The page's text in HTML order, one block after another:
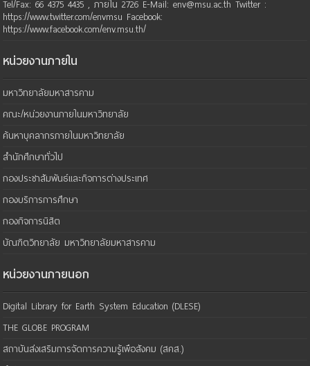
Tel/Fax: 66 4375 4435 , ภายใน 2726 E-Mail: env@msu.ac.th Twitter :
https://www.twitter.com/envmsu Facebook:
https://www.facebook.com/env.msu.th/
หน่วยงานภายใน
มหาวิทยาลัยมหาสารคาม
คณะ/หน่วยงานภายในมหาวิทยาลัย
ค้นหาบุคลากรภายในมหาวิทยาลัย
สำนักศึกษาทั่วไป
กองประชาสัมพันธ์และกิจการต่างประเทศ
กองบริการการศึกษา
กองกิจการนิสิต
บัณฑิตวิทยาลัย มหาวิทยาลัยมหาสารคาม
หน่วยงานภายนอก
Digital Library for Earth System Education (DLESE)
THE GLOBE PROGRAM
สถาบันส่งเสริมการจัดการความรู้เพือสังคม (สคส.)